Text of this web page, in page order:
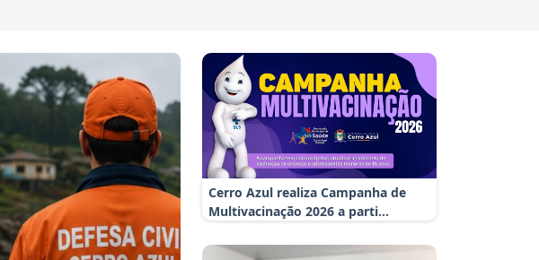
Cerro Azul realiza Campanha de
Multivacinação 2026 a parti...